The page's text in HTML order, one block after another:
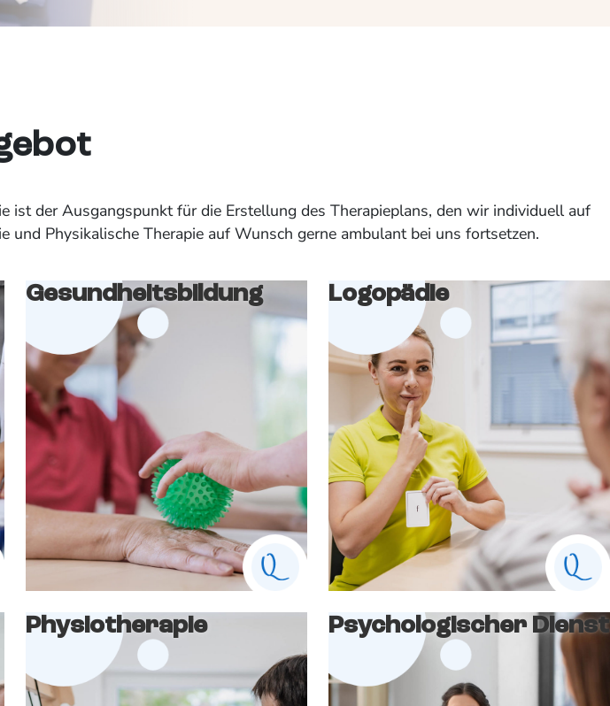
der Ausgangspunkt für die Erstellung des Therapieplans, den wir individuell auf
und Physikalische Therapie auf Wunsch gerne ambulant bei uns fortsetzen.
Gesundheitsbildung Logopädie
Physiotherapie Psychologischer Dienst